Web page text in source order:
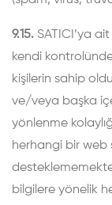
9.15. SATICI’ya
kendi
kişilerin sahip
ve/veya başka
yönlenme
herhangi bir web
bilgilere yönelik